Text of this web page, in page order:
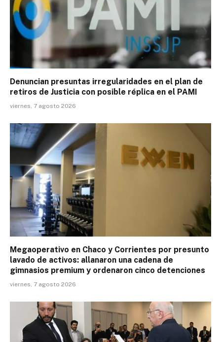
Denuncian presuntas irregularidades en el plan de
retiros de Justicia con posible réplica en el PAMI
viernes, 7 agosto 2026
Megaoperativo en Chaco y Corrientes por presunto
lavado de activos: allanaron una cadena de
gimnasios premium y ordenaron cinco detenciones
viernes, 7 agosto 2026